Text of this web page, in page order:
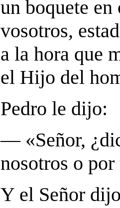
un boquete
vosotros,
a la hora que
el Hijo del
Pedro le dijo:
― «Señor,
nosotros o por
Y el Señor